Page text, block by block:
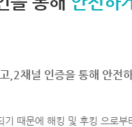
,2채널 인증을 통해 안전하
기 때문에 해킹 및 후킹 으로부